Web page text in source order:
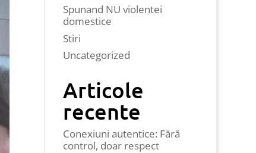
Spunand NU violentei
domestice
Stiri
Uncategorized
Articole
recente
Conexiuni autentice: Fără
control, doar respect